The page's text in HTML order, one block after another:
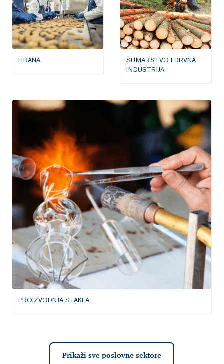
HRANA
ŠUMARSTVO I DRVNA
INDUSTRIJA
PROIZVODNJA STAKLA
Prikaži sve poslovne sektore